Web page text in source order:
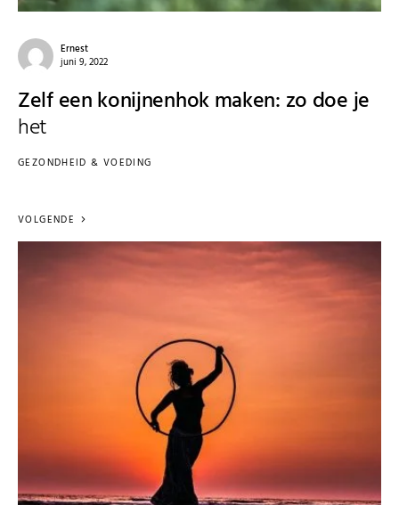
Ernest
juni 9, 2022
Zelf een konijnenhok maken: zo doe je
het
GEZONDHEID & VOEDING
VOLGENDE